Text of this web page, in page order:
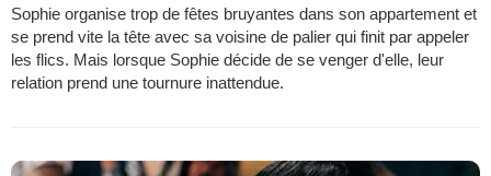
Sophie organise trop de fêtes bruyantes dans son appartement et
se prend vite la tête avec sa voisine de palier qui finit par appeler
les flics. Mais lorsque Sophie décide de se venger d'elle, leur
relation prend une tournure inattendue.